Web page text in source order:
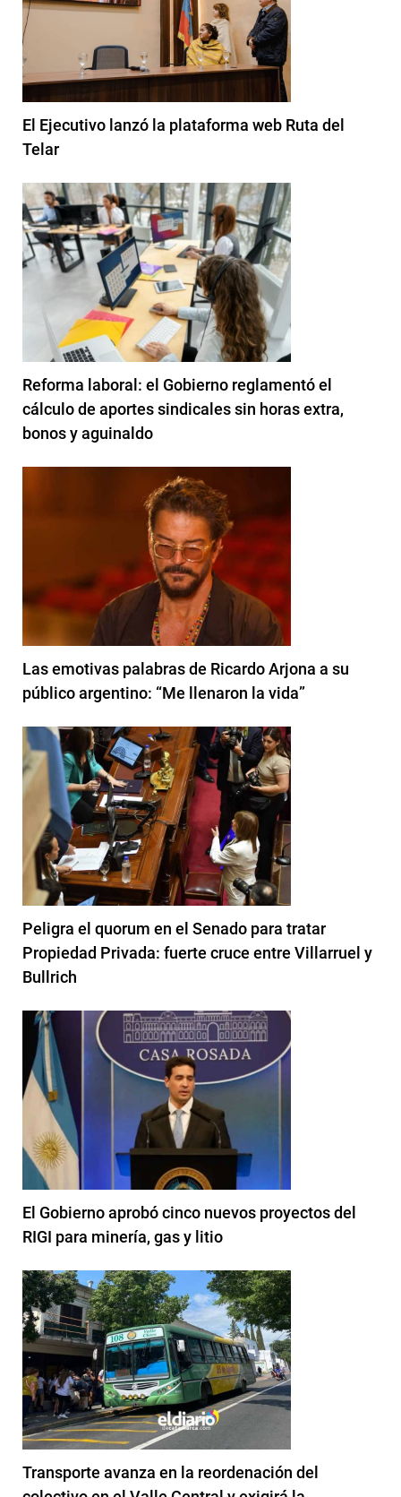
El Ejecutivo lanzó la plataforma web Ruta del
Telar
Reforma laboral: el Gobierno reglamentó el
cálculo de aportes sindicales sin horas extra,
bonos y aguinaldo
Las emotivas palabras de Ricardo Arjona a su
público argentino: “Me llenaron la vida”
Peligra el quorum en el Senado para tratar
Propiedad Privada: fuerte cruce entre Villarruel y
Bullrich
El Gobierno aprobó cinco nuevos proyectos del
RIGI para minería, gas y litio
Transporte avanza en la reordenación del